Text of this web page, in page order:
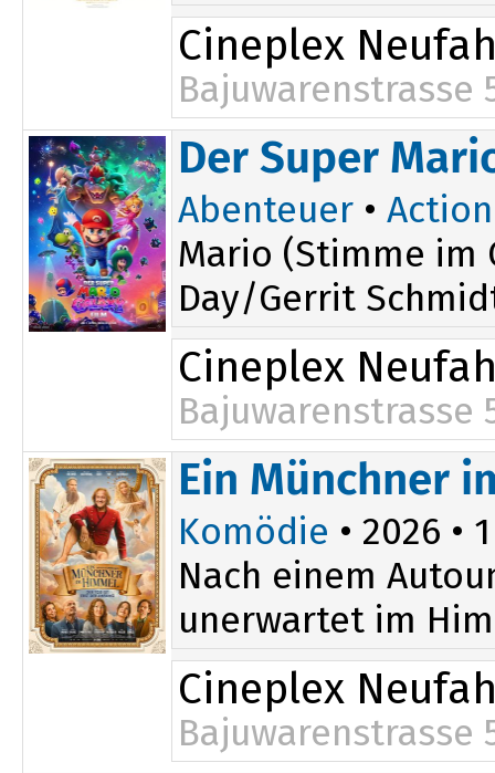
Cineplex
Bajuwarenstrasse
14:50
Der Super
Abenteuer • Action
Mario (Stimme im
Day/Gerrit
Cineplex
Bajuwarenstrasse
15:25
Ein Münchner
Komödie • 2026 •
Nach einem
unerwartet im
Cineplex
Bajuwarenstrasse